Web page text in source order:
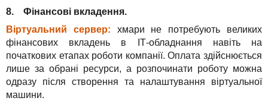
8. Фінансові вкладення.
Віртуальний сервер: хмари не потребують великих
фінансових вкладень в ІТ-обладнання навіть на
початкових етапах роботи компанії. Оплата здійснюється
лише за обрані ресурси, а розпочинати роботу можна
одразу після створення та налаштування віртуальної
машини.